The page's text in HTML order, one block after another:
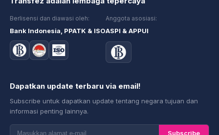
Berlisensi dan diawasi oleh:
Bank Indonesia, PPATK & ISO
Anggota asosiasi:
ASPI & APPUI
Dapatkan update terbaru via email!
Subscribe untuk dapatkan update tentang negara tujuan dan
informasi penting lainnya.
Subscribe